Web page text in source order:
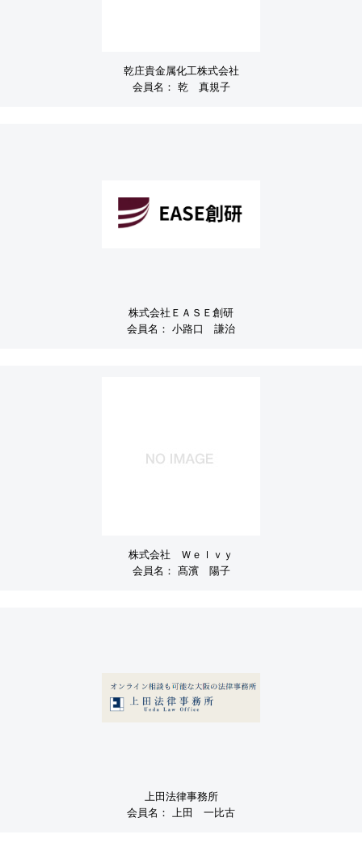
乾庄貴金属化工株式会社
会員名： 乾 真規子
株式会社ＥＡＳＥ創研
会員名： 小路口 謙治
株式会社 Ｗｅｌｖｙ
会員名： 髙濱 陽子
上田法律事務所
会員名：
上田 一比古